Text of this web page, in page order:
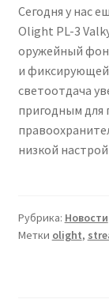
Сегодня у нас
Olight PL-3
оружейный
и фиксирующей
светоотдача
пригодным для
низкой
Рубрика: Новости
Метки olight,